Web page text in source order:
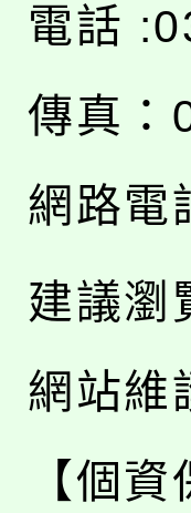
電話
傳真：
網路電
建議瀏
網站維
【個資